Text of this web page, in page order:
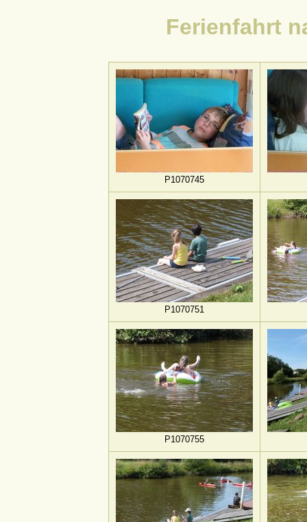
Ferienfahrt
P1070745
P1070751
P1070755